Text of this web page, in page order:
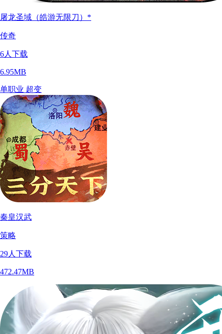
屠龙圣域（皓游无限刀）*
传奇
6人下载
6.95MB
单职业 超变
秦皇汉武
策略
29人下载
472.47MB